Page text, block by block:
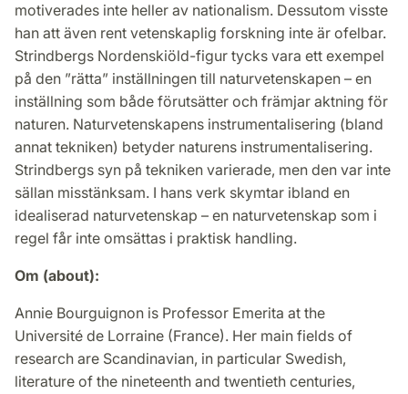
motiverades inte heller av nationalism. Dessutom visste
han att även rent vetenskaplig forskning inte är ofelbar.
Strindbergs Nordenskiöld-figur tycks vara ett exempel
på den ”rätta” inställningen till naturvetenskapen – en
inställning som både förutsätter och främjar aktning för
naturen. Naturvetenskapens instrumentalisering (bland
annat tekniken) betyder naturens instrumentalisering.
Strindbergs syn på tekniken varierade, men den var inte
sällan misstänksam. I hans verk skymtar ibland en
idealiserad naturvetenskap – en naturvetenskap som i
regel får inte omsättas i praktisk handling.
Om (about):
Annie Bourguignon is Professor Emerita at the
Université de Lorraine (France). Her main fields of
research are Scandinavian, in particular Swedish,
literature of the nineteenth and twentieth centuries,